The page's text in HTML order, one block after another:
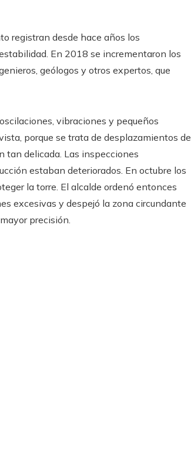
registran desde hace años los
En 2018 se incrementaron los
geólogos y otros expertos, que
vibraciones y pequeños
porque se trata de desplazamientos de
tan delicada. Las inspecciones
estaban deteriorados. En octubre los
la torre. El alcalde ordenó entonces
excesivas y despejó la zona circundante
precisión.